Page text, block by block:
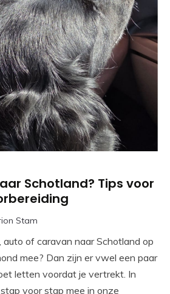
Schotland? Tips voor
Stam
auto of caravan naar Schotland op
mee? Dan zijn er vwel een paar
letten voordat je vertrekt. In
voor stap mee in onze